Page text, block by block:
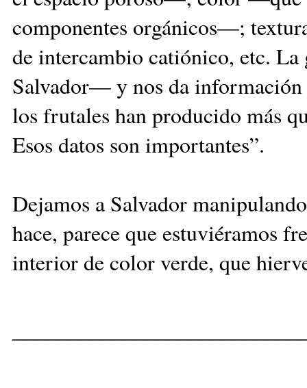
componentes orgánicos—;
de intercambio catiónico, etc.
Salvador— y nos da información
los frutales han producido más
Esos datos son importantes”.
Dejamos a Salvador
hace, parece que estuviéramos
interior de color verde, que